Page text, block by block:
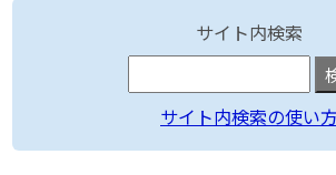
サイト内検索
サイト内検索の使い